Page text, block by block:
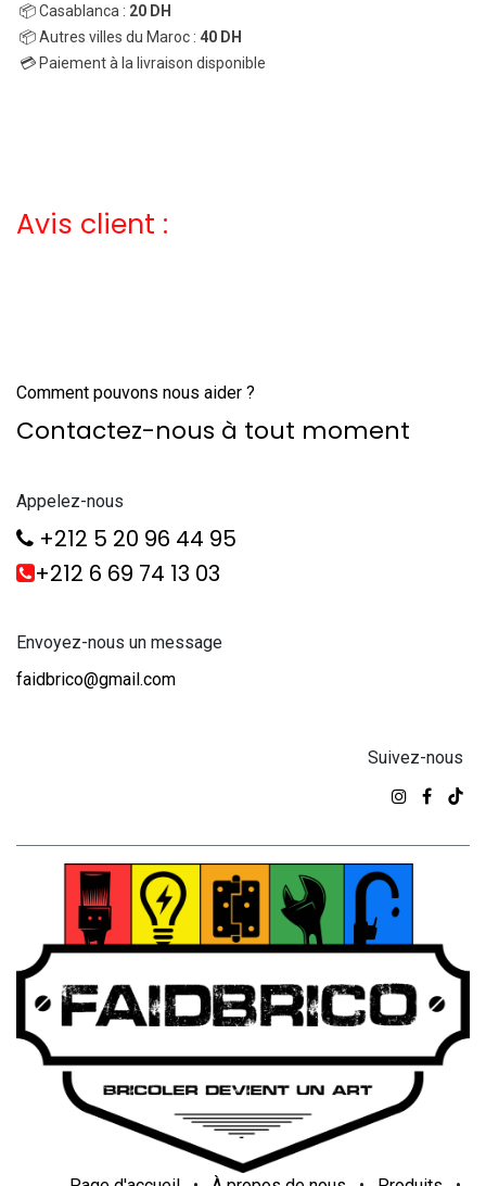
📦 Casablanca : 20 DH
📦 Autres villes du Maroc : 40 DH
💳 Paiement à la livraison disponible
Avis client :
Comment pouvons nous aider ?
Contactez-nous à tout moment
Appelez-nous
+212 5 20 96 44 95
+212 6 69 74 13 03
Envoyez-nous un message
faidbrico@gmail.com
Suivez-nous